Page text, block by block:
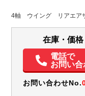
H:2,650
パワステ パワーウィンド
PMマフラー
Sリミッタ
4軸 ウイング リアエア
在庫・価
電話で
お問い合
お問い合わせNo.